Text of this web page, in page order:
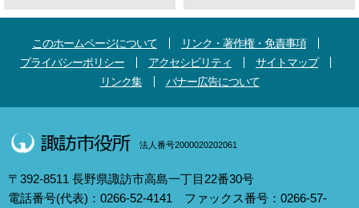
このホームページについて
リンク・著作権・免責事項
プライバシーポリシー
アクセシビリティ
サイトマップ
リンク集
バナー広告について
法人番号2000020202061
〒392-8511 長野県諏訪市高島一丁目22番30号
電話番号(代表)：0266-52-4141 ファックス番号：0266-57-